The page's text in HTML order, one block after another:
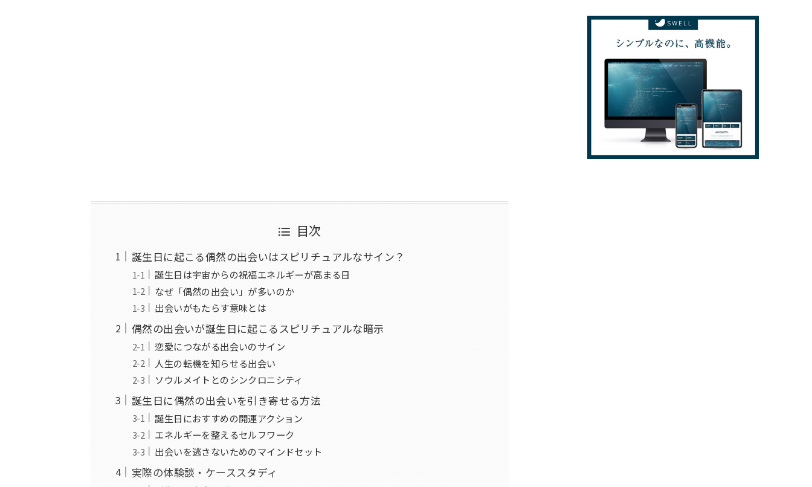
目次
誕生日に起こる偶然の出会いはスピリチュアルなサイン？
誕生日は宇宙からの祝福エネルギーが高まる日
なぜ「偶然の出会い」が多いのか
出会いがもたらす意味とは
偶然の出会いが誕生日に起こるスピリチュアルな暗示
恋愛につながる出会いのサイン
人生の転機を知らせる出会い
ソウルメイトとのシンクロニシティ
誕生日に偶然の出会いを引き寄せる方法
誕生日におすすめの開運アクション
エネルギーを整えるセルフワーク
出会いを逃さないためのマインドセット
実際の体験談・ケーススタディ